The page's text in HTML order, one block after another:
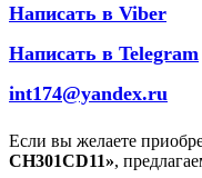
Написать в Viber
Написать в Telegram
int174@yandex.ru
Если вы желаете
CH301CD11»,